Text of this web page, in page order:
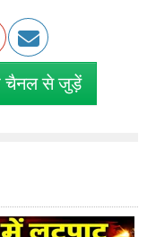
चैनल से जुड़ें